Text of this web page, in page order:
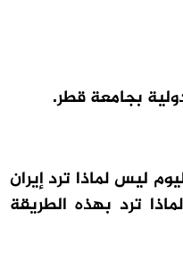
بجامعة قطر.
ليس لماذا ترد إيران
ترد بهذه الطريقة